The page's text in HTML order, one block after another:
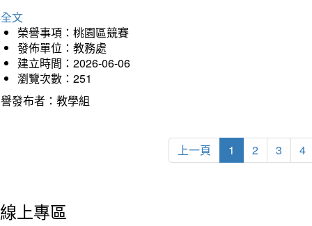
文
榮譽事項：桃園區競賽
發佈單位：教務處
建立時間：2026-06-06
瀏覽次數：251
發布者：教學組
上一頁 1 2 3 4
線上專區